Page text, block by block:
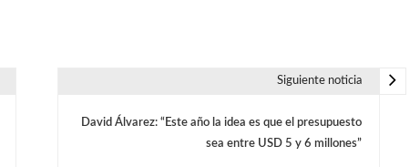
Siguiente noticia
David Álvarez: “Este año la idea es que el presupuesto
sea entre USD 5 y 6 millones”